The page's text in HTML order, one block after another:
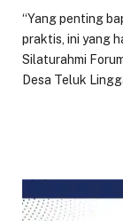
“Yang penting
praktis, ini yang
Silaturahmi
Desa Teluk